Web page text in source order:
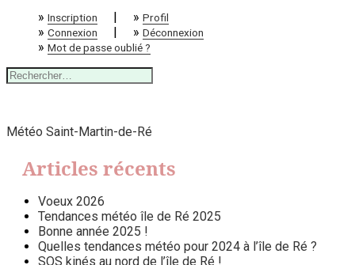
» Inscription | » Profil
» Connexion | » Déconnexion
» Mot de passe oublié ?
Rechercher :
Météo Saint-Martin-de-Ré
Articles récents
Voeux 2026
Tendances météo île de Ré 2025
Bonne année 2025 !
Quelles tendances météo pour 2024 à l’île de Ré ?
SOS kinés au nord de l’île de Ré !